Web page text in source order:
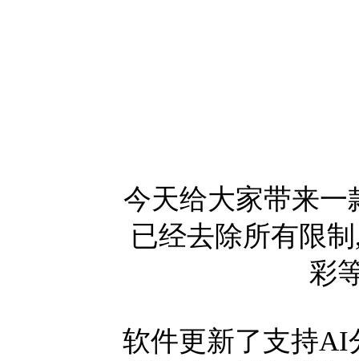
今天给大家带来一
已经去除所有限
彩
软件更新了支持AI